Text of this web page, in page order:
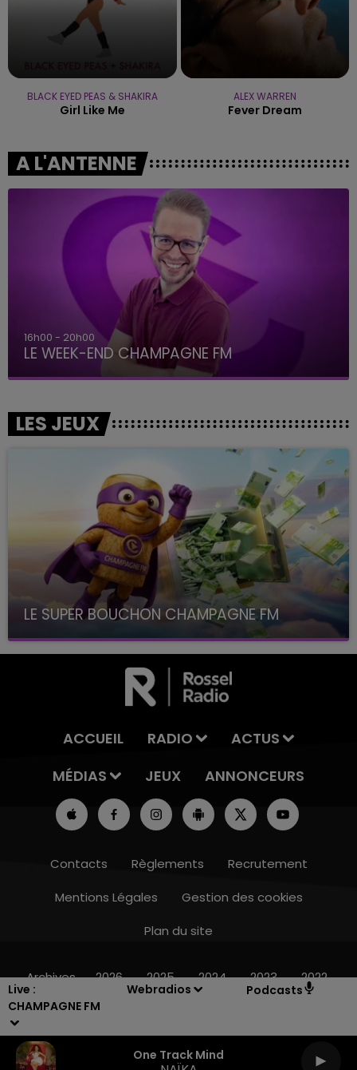
Live :
CHAMPAGNE FM
Webradios Podcasts
One Track Mind
7h00 - 12h00
BLACK EYED PEAS & SHAKIRA
Girl Like Me
ALEX WARREN
Fever Dream
A L'ANTENNE
16h00 - 20h00
LE WEEK-END CHAMPAGNE FM
LES JEUX
LE SUPER BOUCHON CHAMPAGNE FM
avec La Famille Champagne FM, à 8H10
ACCUEIL RADIO
ACTUS
MÉDIAS
JEUX ANNONCEURS
Contacts Règlements
Recrutement
Mentions Légales
Gestion des cookies
Plan du site
Archives 2026 2025 2024 2023 2022